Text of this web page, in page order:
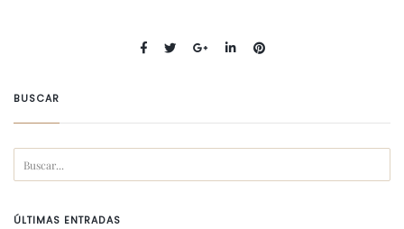
BUSCAR
ÚLTIMAS ENTRADAS